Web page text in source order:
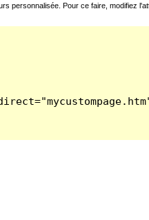
personnalisée. Pour ce faire, modifiez